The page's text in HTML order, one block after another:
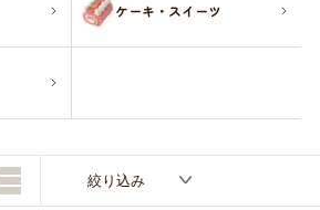
シニアサポート
ケーキ・スイーツ
絞り込み